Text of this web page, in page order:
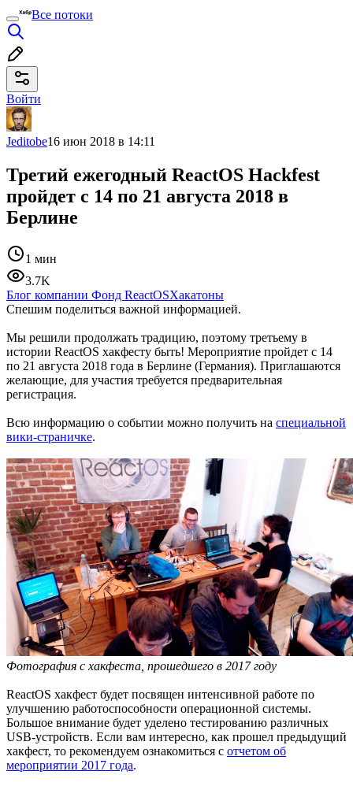
Все потоки
Войти
Jeditobe16 июн 2018 в 14:11
Третий ежегодный ReactOS Hackfest
пройдет с 14 по 21 августа 2018 в
Берлине
1 мин
3.7K
Блог компании Фонд ReactOSХакатоны
Спешим поделиться важной информацией.
Мы решили продолжать традицию, поэтому третьему в
истории ReactOS хакфесту быть! Мероприятие пройдет с 14
по 21 августа 2018 года в Берлине (Германия). Приглашаются
желающие, для участия требуется предварительная
регистрация.
Всю информацию о событии можно получить на специальной
вики-страничке.
Фотография с хакфеста, прошедшего в 2017 году
ReactOS хакфест будет посвящен интенсивной работе по
улучшению работоспособности операционной системы.
Большое внимание будет уделено тестированию различных
USB-устройств. Если вам интересно, как прошел предыдущий
хакфест, то рекомендуем ознакомиться с отчетом об
мероприятии 2017 года.